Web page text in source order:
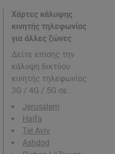
Χάρτες κάλυψης
κινητής τηλεφωνίας
για άλλες ζώνες
Δείτε επίσης την
κάλυψη δικτύου
κινητής τηλεφωνίας
3G / 4G / 5G σε :
Jerusalem
Haifa
Tel Aviv
Ashdod